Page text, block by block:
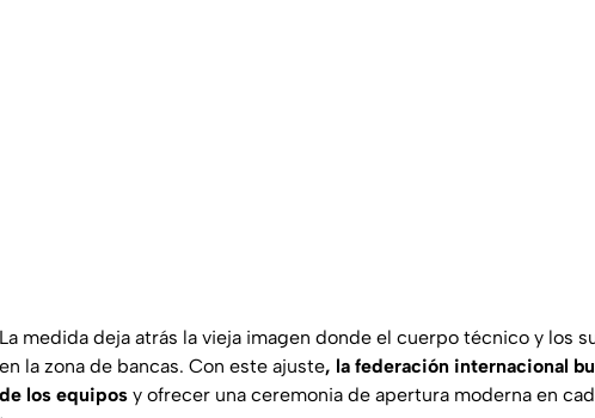
La medida deja atrás la vieja imagen donde el cuerpo técnico y los
en la zona de bancas. Con este ajuste, la federación internacional
de los equipos y ofrecer una ceremonia de apertura moderna en